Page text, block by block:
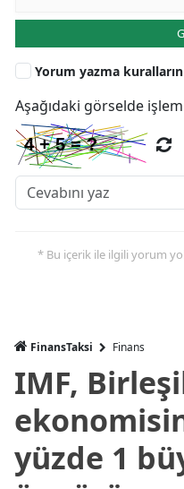
Yorum yazma
Aşağıdaki görselde
* Bu içerik ile ilgili yorum
FinansTaksi Finans
IMF,
yüzde 1